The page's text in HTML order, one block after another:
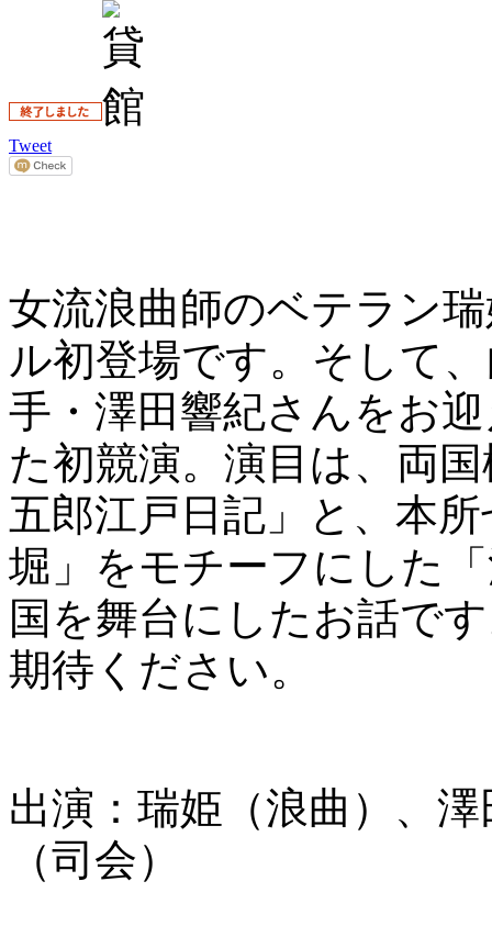
Tweet
女流浪曲師のベテラン
ル初登場です。そして
手・澤田響紀さんをお
た初競演。演目は、両
五郎江戸日記」と、本
堀」をモチーフにした
国を舞台にしたお話で
期待ください。
出演：瑞姫（浪曲）、
（司会）